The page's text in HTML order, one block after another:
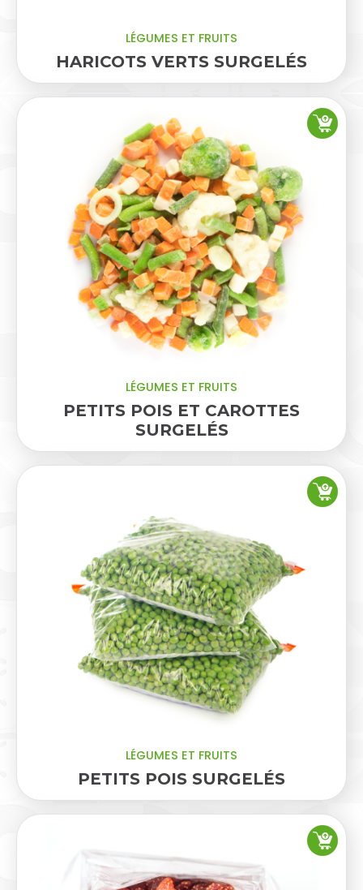
LÉGUMES ET FRUITS
HARICOTS VERTS SURGELÉS
LÉGUMES ET FRUITS
PETITS POIS ET CAROTTES
SURGELÉS
LÉGUMES ET FRUITS
PETITS POIS SURGELÉS